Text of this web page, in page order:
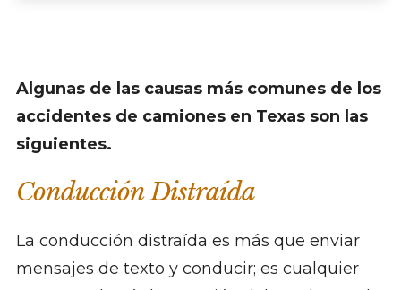
Algunas de las causas más comunes de los
accidentes de camiones en Texas son las
siguientes.
Conducción Distraída
La conducción distraída es más que enviar
mensajes de texto y conducir; es cualquier